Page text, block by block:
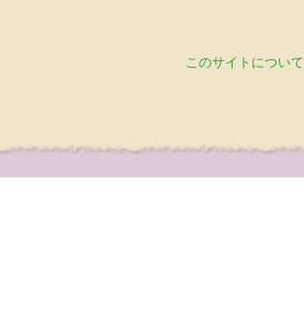
このサイトについて